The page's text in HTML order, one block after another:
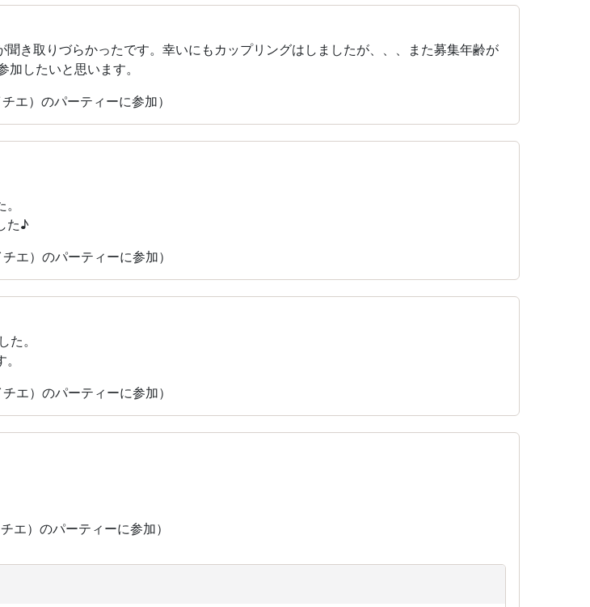
聞き取りづらかったです。幸いにもカップリングはしましたが、、、また募集年齢が
したいと思います。
エ）のパーティーに参加）
た♪
エ）のパーティーに参加）
。
エ）のパーティーに参加）
エ）のパーティーに参加）